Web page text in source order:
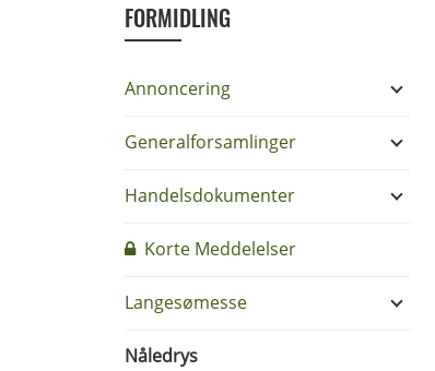
FORMIDLING
Annoncering
Generalforsamlinger
Handelsdokumenter
Korte Meddelelser
Langesømesse
Nåledrys